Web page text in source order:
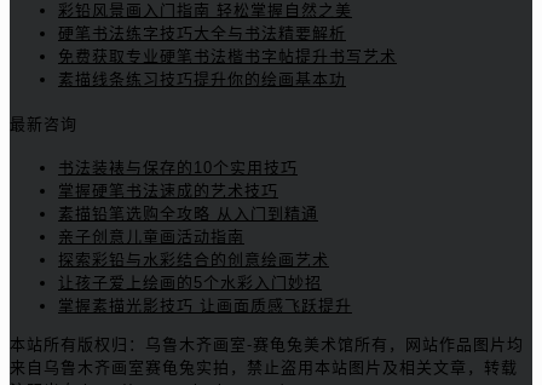
彩铅风景画入门指南 轻松掌握自然之美
硬笔书法练字技巧大全与书法精要解析
免费获取专业硬笔书法楷书字帖提升书写艺术
素描线条练习技巧提升你的绘画基本功
最新咨询
书法装裱与保存的10个实用技巧
掌握硬笔书法速成的艺术技巧
素描铅笔选购全攻略 从入门到精通
亲子创意儿童画活动指南
探索彩铅与水彩结合的创意绘画艺术
让孩子爱上绘画的5个水彩入门妙招
掌握素描光影技巧 让画面质感飞跃提升
本站所有版权归：乌鲁木齐画室-赛龟兔美术馆所有，网站作品图片均
来自乌鲁木齐画室赛龟兔实拍，禁止盗用本站图片及相关文章，转载